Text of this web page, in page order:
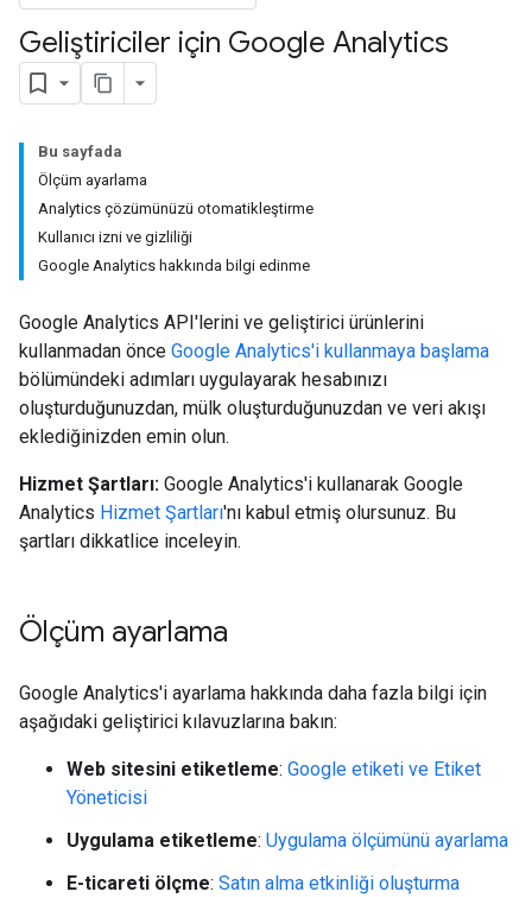
Geliştiriciler için Google Analytics
Bu sayfada
Ölçüm ayarlama
Analytics çözümünüzü otomatikleştirme
Kullanıcı izni ve gizliliği
Google Analytics hakkında bilgi edinme
Google Analytics API'lerini ve geliştirici ürünlerini
kullanmadan önce Google Analytics'i kullanmaya başlama
bölümündeki adımları uygulayarak hesabınızı
oluşturduğunuzdan, mülk oluşturduğunuzdan ve veri akışı
eklediğinizden emin olun.
Hizmet Şartları: Google Analytics'i kullanarak Google
Analytics Hizmet Şartları'nı kabul etmiş olursunuz. Bu
şartları dikkatlice inceleyin.
Ölçüm ayarlama
Google Analytics'i ayarlama hakkında daha fazla bilgi için
aşağıdaki geliştirici kılavuzlarına bakın:
Web sitesini etiketleme: Google etiketi ve Etiket
Yöneticisi
Uygulama etiketleme: Uygulama ölçümünü ayarlama
E-ticareti ölçme: Satın alma etkinliği oluşturma